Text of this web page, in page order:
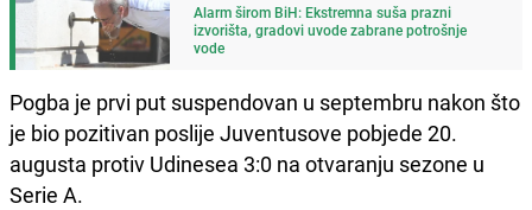
Alarm širom BiH: Ekstremna suša prazni
izvorišta, gradovi uvode zabrane potrošnje
vode
Pogba je prvi put suspendovan u septembru nakon što
je bio pozitivan poslije Juventusove pobjede 20.
augusta protiv Udinesea 3:0 na otvaranju sezone u
Serie A.